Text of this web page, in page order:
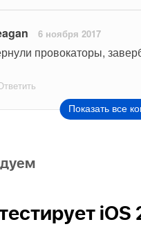
6 ноября 2017
провокаторы,
Показать все
iOS